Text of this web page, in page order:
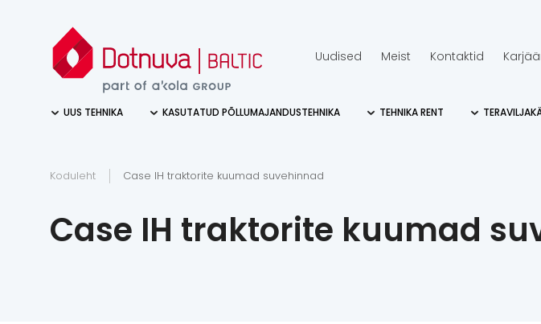
Uudised Meist Kontaktid
UUS TEHNIKA KASUTATUD PÕLLUMAJANDUSTEHNIKA TEHNIKA RENT
Koduleht Case IH traktorite kuumad suvehinnad
Case IH traktorite kuumad